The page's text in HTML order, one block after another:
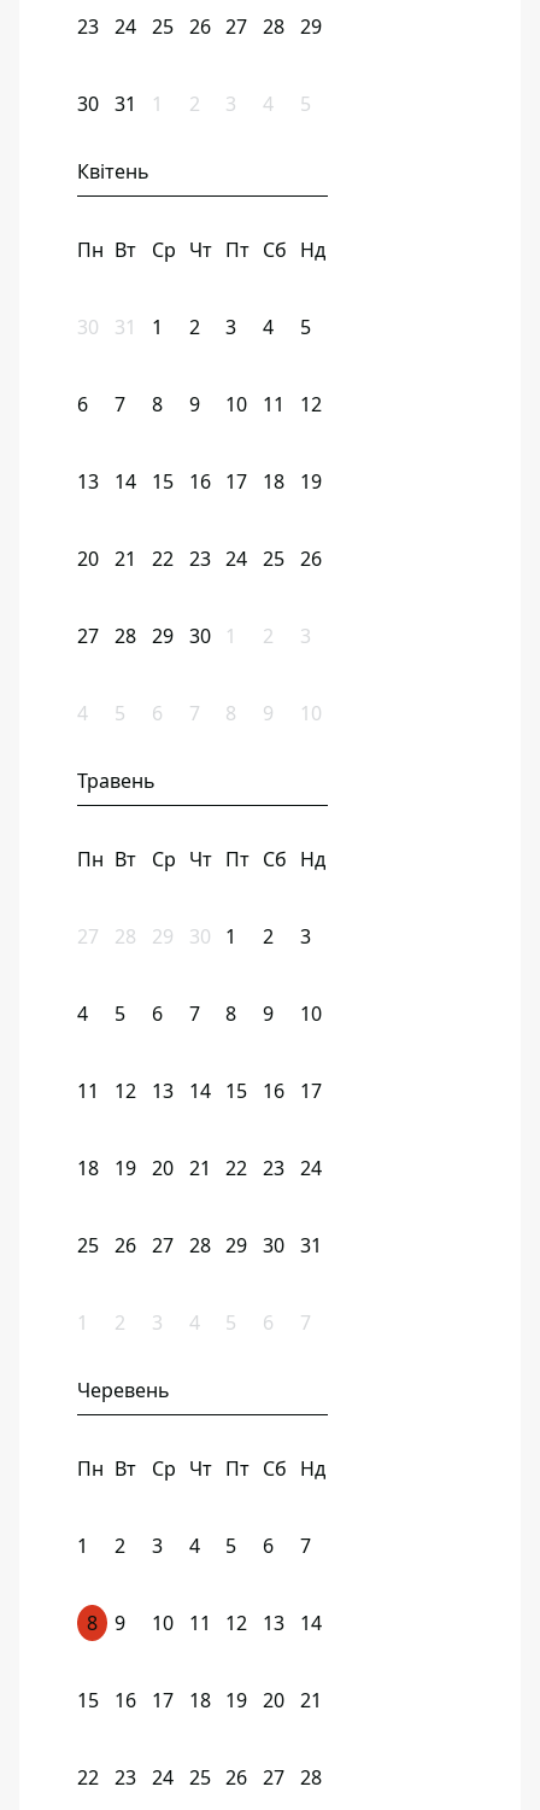
23 24 25 26 27 28 29
30 31 1 2 3 4 5
Квітень
Пн Вт Ср Чт Пт Сб Нд
30 31 1 2 3 4 5
6 7 8 9 10 11 12
13 14 15 16 17 18 19
20 21 22 23 24 25 26
27 28 29 30 1 2 3
4 5 6 7 8 9 10
Травень
Пн Вт Ср Чт Пт Сб Нд
27 28 29 30 1 2 3
4 5 6 7 8 9 10
11 12 13 14 15 16 17
18 19 20 21 22 23 24
25 26 27 28 29 30 31
1 2 3 4 5 6 7
Черевень
Пн Вт Ср Чт Пт Сб Нд
1 2 3 4 5 6 7
8 9 10 11 12 13 14
15 16 17 18 19 20 21
22 23 24 25 26 27 28